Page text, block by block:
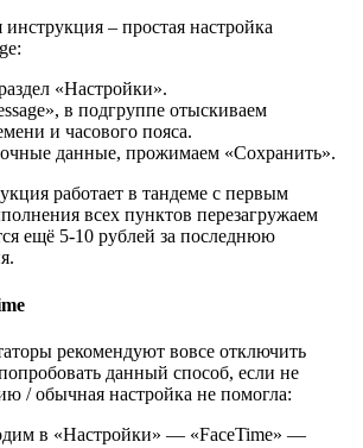
– простая настройка
«Настройки».
в подгруппе отыскиваем
и часового пояса.
данные, прожимаем «Сохранить».
работает в тандеме с первым
всех пунктов перезагружаем
ещё 5-10 рублей за последнюю
рекомендуют вовсе отключить
данный способ, если не
/ обычная настройка не помогла:
в «Настройки» — «FaceTime» —